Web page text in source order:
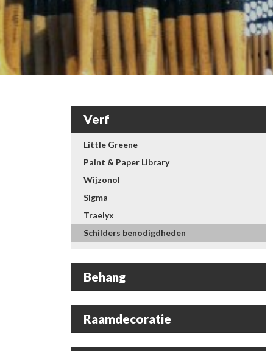
Verf
Little Greene
Paint & Paper Library
Wijzonol
Sigma
Traelyx
Schilders benodigdheden
Behang
Raamdecoratie